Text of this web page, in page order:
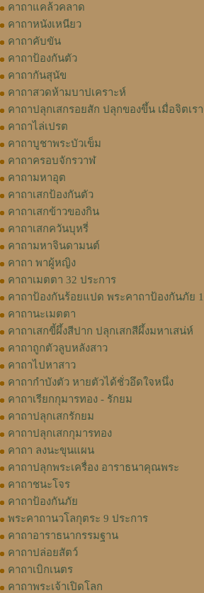
คาถาแคล้วคลาด
คาถาหนังเหนียว
คาถาคับขัน
คาถาป้องกันตัว
คาถากันสุนัข
คาถาสวดห้ามบาปเคราะห์
คาถาปลุกเสกรอยสัก ปลุกของขึ้น เมื่อจิตเร
คาถาไล่เปรต
คาถาบูชาพระบัวเข็ม
คาถาครอบจักรวาฬ
คาถามหาอุต
คาถาเสกป้องกันตัว
คาถาเสกข้าวของกิน
คาถาเสกควันบุหรี่
คาถามหาจินดามนต์
คาถา พาผู้หญิง
คาถาเมตตา 32 ประการ
คาถาป้องกันร้อยแปด พระคาถาป้องกันภัย
คาถานะเมตตา
คาถาเสกขี้ผึ้งสีปาก ปลุกเสกสีผึ้งมหาเสน่ห์
คาถาถูกตัวลูบหลังสาว
คาถาไปหาสาว
คาถากำบังตัว หายตัวได้ชั่วอึดใจหนึ่ง
คาถาเรียกกุมารทอง - รักยม
คาถาปลุกเสกรักยม
คาถาปลุกเสกกุมารทอง
คาถา ลงนะขุนแผน
คาถาปลุกพระเครื่อง อาราธนาคุณพระ
คาถาชนะโจร
คาถาป้องกันภัย
พระคาถานวโลกุตระ 9 ประการ
คาถาอาราธนากรรมฐาน
คาถาปล่อยสัตว์
คาถาเบิกเนตร
คาถาพระเจ้าเปิดโลก